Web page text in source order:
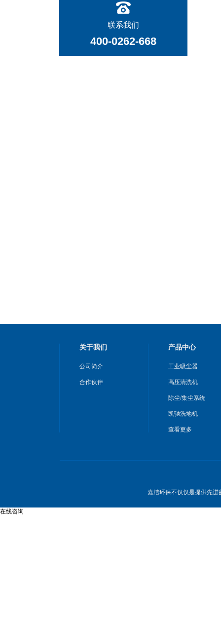
嘉洁环保不仅仅是提供先
关于我们
公司简介
合作伙伴
产品中心
工业吸尘器
高压清洗机
除尘/集尘系统
凯驰洗地机
查看更多
400-0262-668
联系我们
在线咨询